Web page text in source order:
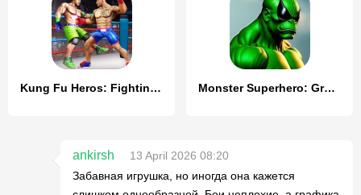
Kung Fu Heros: Fighting Game Monster Superhero: Green Fight
ankirsh
13 April 2026 08:20
Забавная игрушка, но иногда она кажется